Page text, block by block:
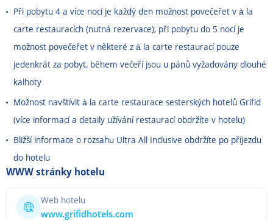
Při pobytu 4 a více nocí je každý den možnost povečeřet v à la
carte restauracích (nutná rezervace), při pobytu do 5 nocí je
možnost povečeřet v některé z à la carte restaurací pouze
jedenkrát za pobyt, během večeří jsou u pánů vyžadovány dlouhé
kalhoty
Možnost navštívit à la carte restaurace sesterských hotelů Grifid
(více informací a detaily užívání restaurací obdržíte v hotelu)
Bližší informace o rozsahu Ultra All Inclusive obdržíte po příjezdu
do hotelu
WWW stránky hotelu
Web hotelu
www.grifidhotels.com